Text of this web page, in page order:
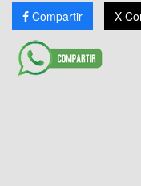
Compartir X